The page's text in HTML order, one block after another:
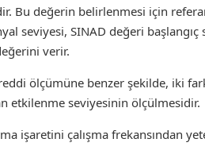
Bu değerin belirlenmesi için
seviyesi, SINAD değeri
verir.
ölçümüne benzer şekilde, iki
etkilenme seviyesinin ölçülmesidir.
işaretini çalışma frekansından